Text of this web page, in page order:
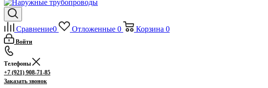
Сравнение0 Отложенные 0 Корзина 0
Войти
Телефоны
+7 (921) 908-71-85
Заказать звонок